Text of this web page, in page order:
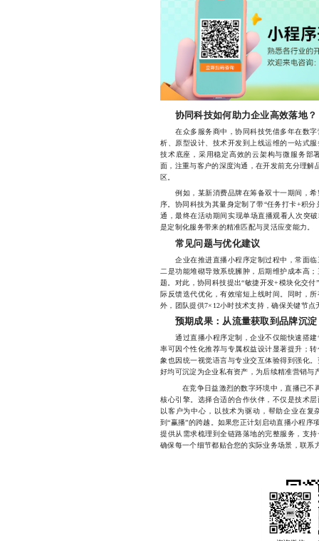
协同科技如何助力企业高效落地？
在众多服务商中，协同科技凭借多年在数字
析、原型设计、技术开发到上线运维的一站式
技术底座，采用稳定高效的云架构与微服务部
面，注重与客户的深度沟通，在开发前充分理解
区。
例如，某新消费品牌在筹备双十一期间，希
序。协同科技为其量身定制了带“任务打卡+积
通，最终在活动期间实现单场直播观看人次突
是定制化服务带来的精准匹配与灵活应变能力。
常见问题与优化建议
企业在推进直播小程序定制过程中，常面临
二是功能堆砌导致系统臃肿，后期维护成本高
题。对此，协同科技提出“敏捷开发+模块化交
际反馈迭代优化，有效缩短上线时间。同时，
外，团队提供7×12小时技术支持，确保关键节点
预期成果：从流量获取到品牌沉淀
通过直播小程序定制，企业不仅能快速搭建
率可因个性化推荐与专属权益设计显著提升；
象也因统一视觉语言与专业交互体验得到强化
好均可沉淀为企业私有资产，为后续精准营销与
在竞争日益激烈的数字环境中，直播已不再
核心引擎。选择合适的合作伙伴，不仅是技术
以客户为中心，以技术为驱动，帮助企业在复
到“赢播”的跨越。如果您正计划启动直播小程
提供从需求梳理到全链路落地的完整服务，支
确保每一个细节都贴合您的实际业务场景，联系